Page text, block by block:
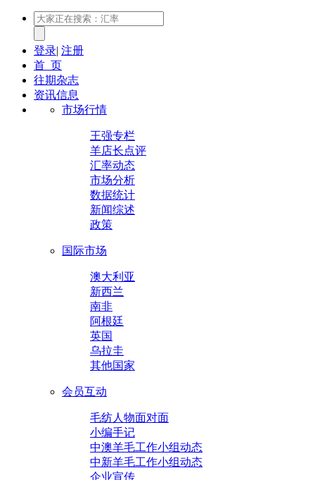
登录| 注册
首 页
往期杂志
资讯信息
市场行情
王强专栏
羊店长点评
汇率动态
市场分析
数据统计
新闻综述
政策
国际市场
澳大利亚
新西兰
南非
阿根廷
英国
乌拉圭
其他国家
会员互动
毛纺人物面对面
小编手记
中澳羊毛工作小组动态
中新羊毛工作小组动态
企业宣传